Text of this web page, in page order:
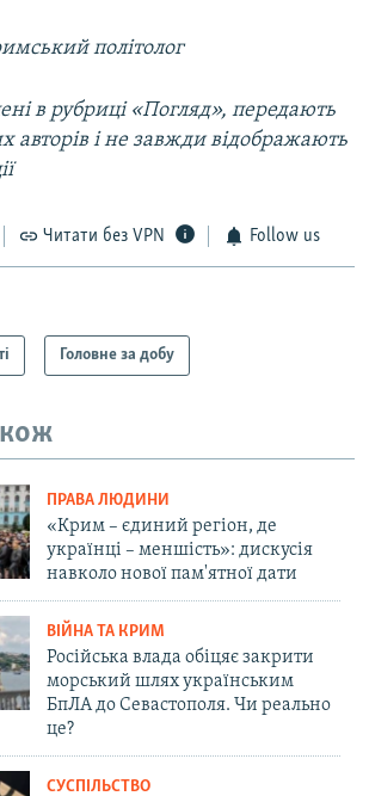
політолог
в рубриці «Погляд», передають
авторів і не завжди відображають
Читати без VPN Follow us
Головне за добу
ПРАВА ЛЮДИНИ
«Крим – єдиний регіон, де
українці – меншість»: дискусія
навколо нової пам'ятної дати
ВІЙНА ТА КРИМ
Російська влада обіцяє закрити
морський шлях українським
БпЛА до Севастополя. Чи реально
це?
СУСПІЛЬСТВО